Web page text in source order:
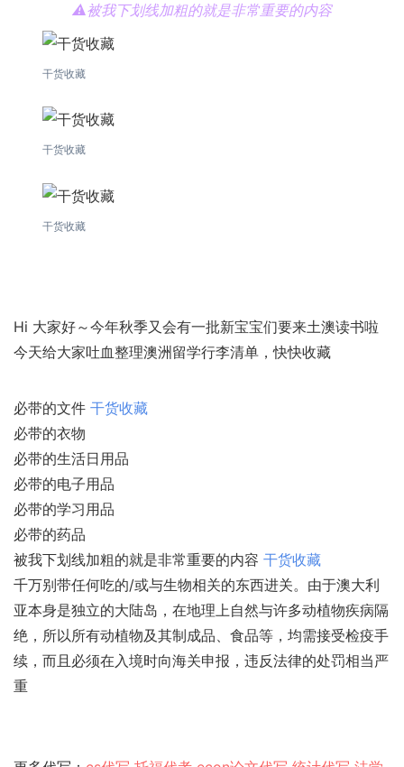
⚠️被我下划线加粗的就是非常重要的内容
干货收藏
干货收藏
干货收藏
Hi 大家好～今年秋季又会有一批新宝宝们要来土澳读书啦
今天给大家吐血整理澳洲留学行李清单，快快收藏
必带的文件 干货收藏
必带的衣物
必带的生活日用品
必带的电子用品
必带的学习用品
必带的药品
被我下划线加粗的就是非常重要的内容 干货收藏
千万别带任何吃的/或与生物相关的东西进关。由于澳大利
亚本身是独立的大陆岛，在地理上自然与许多动植物疾病隔
绝，所以所有动植物及其制成品、食品等，均需接受检疫手
续，而且必须在入境时向海关申报，违反法律的处罚相当严
重